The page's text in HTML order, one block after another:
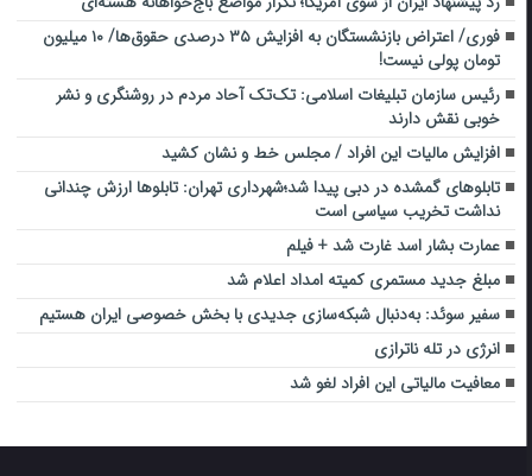
فوری/ اعتراض بازنشستگان به افزایش ۳۵ درصدی حقوق‌ها/ ۱۰ میلیون
تومان پولی نیست!
رئیس سازمان تبلیغات اسلامی: تک‌تک آحاد مردم در روشنگری و نشر
خوبی نقش دارند‌
افزایش مالیات این افراد / مجلس خط و نشان کشید
تابلوهای گمشده در دبی پیدا شد؛شهرداری تهران: تابلوها ارزش چندانی
نداشت تخریب سیاسی است
عمارت بشار اسد غارت شد + فیلم
مبلغ جدید مستمری کمیته امداد اعلام شد
سفیر سوئد: به‌دنبال شبکه‌سازی‌ جدیدی با بخش خصوصی ایران هستیم
انرژی در تله ناترازی
معافیت مالیاتی این افراد لغو شد